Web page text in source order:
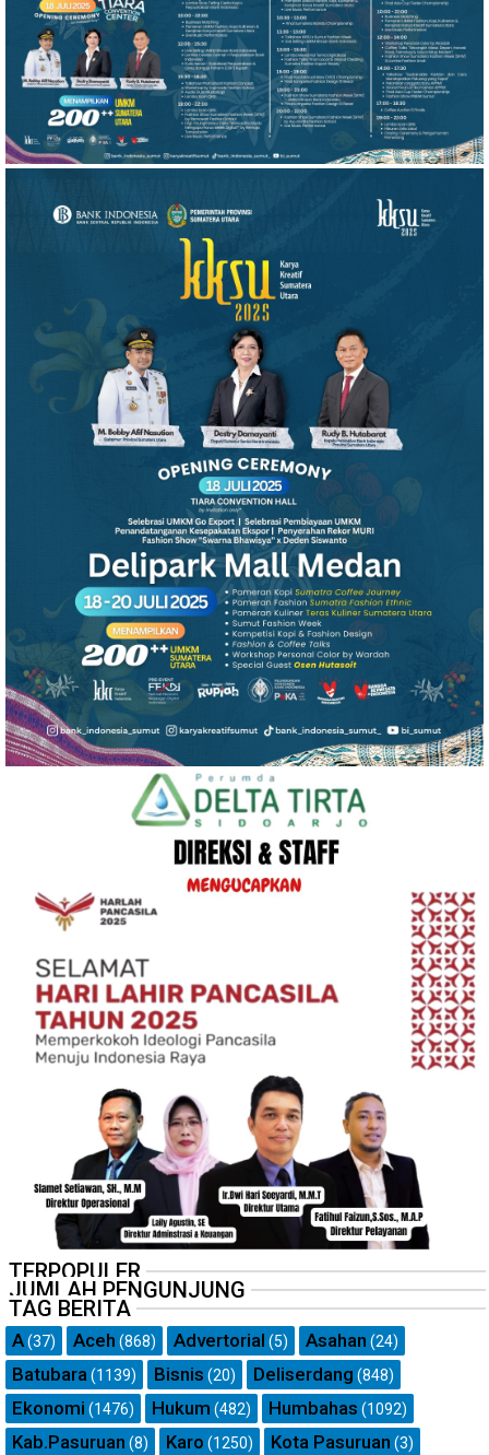
TERPOPULER
JUMLAH PENGUNJUNG
TAG BERITA
A(37) Aceh (868) Advertorial (5) Asahan (24)
Batubara(1139) Bisnis (20) Deliserdang (848)
Ekonomi (1476) Hukum (482) Humbahas (1092)
Kab.Pasuruan (8) Karo (1250) Kota Pasuruan (3)